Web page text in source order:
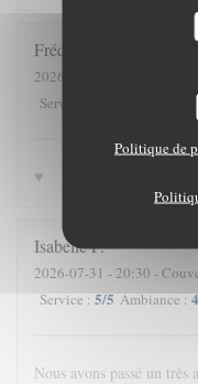
Politique de
Frédéric
2026-08-03
- 12:15 -
Service
5
♥️
IsabelleF
2026-07-31 - 20:30 -
Service:5/5 Ambiance:4
Nous avons passé un